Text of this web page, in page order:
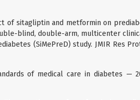
of sitagliptin and metformin on
blind, double-arm, multicenter
(SiMePreD) study. JMIR Res
of medical care in diabetes —